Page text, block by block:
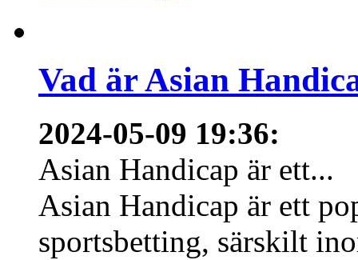
Vad är Asian
2024-05-09 19:36:
Asian Handicap är ett...
Asian Handicap är ett
sportsbetting, särskilt